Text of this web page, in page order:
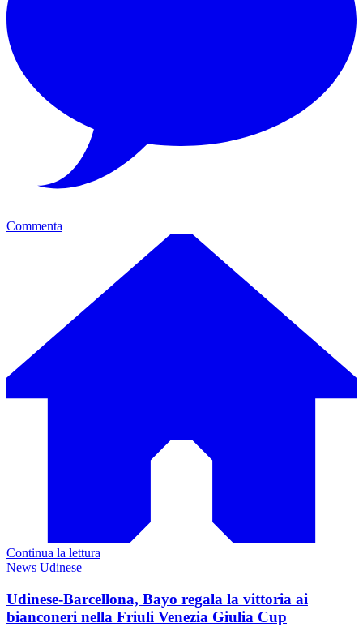
Commenta
Continua la lettura
News Udinese
Udinese-Barcellona, Bayo regala la vittoria ai
bianconeri nella Friuli Venezia Giulia Cup